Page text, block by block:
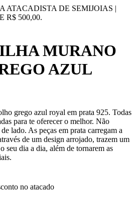
ATACADISTA DE SEMIJOIAS |
R$ 500,00.
MURANO
AZUL
grego azul royal em prata 925. Todas
para te oferecer o melhor. Não
lado. As peças em prata carregam a
de um design arrojado, trazem um
seu dia a dia, além de tornarem as
no atacado